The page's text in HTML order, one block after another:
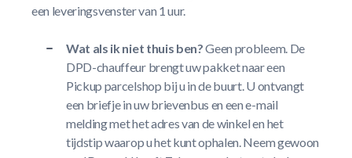
een leveringsvenster van 1 uur.
Wat als ik niet thuis ben?Geen probleem. De
DPD-chauffeur brengt uw pakket naar een
Pickup parcelshop bij u in de buurt. U ontvangt
een briefje in uw brievenbus en een e-mail
melding met het adres van de winkel en het
tijdstip waarop u het kunt ophalen. Neem gewoon